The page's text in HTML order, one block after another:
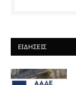
ΕΙΔΉΣΕΙΣ